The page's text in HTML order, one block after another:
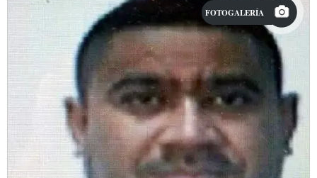
FOTOGALERÍA